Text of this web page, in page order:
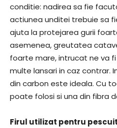
conditie: nadirea sa fie
actiunea unditei trebuie sa
ajuta la protejarea gurii
asemenea, greutatea
foarte mare, intrucat ne va
multe lansari in caz contrar.
din carbon este ideala. Cu
poate folosi si una din fibra
Firul utilizat pentru